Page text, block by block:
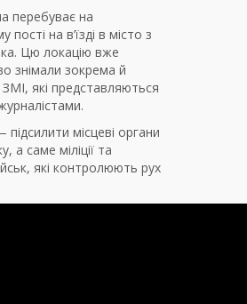
перебуває на
пості на в’їзді в місто з
Цю локацію вже
знімали зокрема й
ЗМІ, які представляються
місцеві органи
а саме міліції та
які контролюють рух